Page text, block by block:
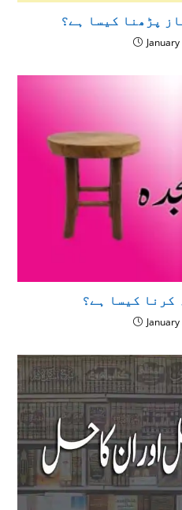
پڑھنا کیسا ہے؟
كرنا كيسا ہے؟